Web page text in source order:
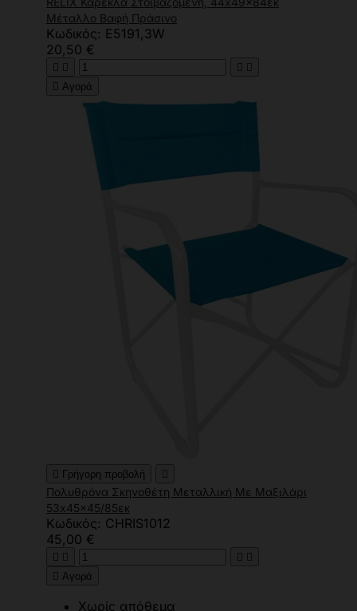
Μέταλλο Βαφή Πράσινο
Κωδικός: Ε5191,3W
20,50 €
   
 Αγορά
 Γρήγορη προβολή 
Πολυθρόνα Σκηνοθέτη Μεταλλική Με Μαξιλάρι
53x45x45/85εκ
Κωδικός: CHRIS1012
45,00 €
   
 Αγορά
Χωρίς απόθεμα